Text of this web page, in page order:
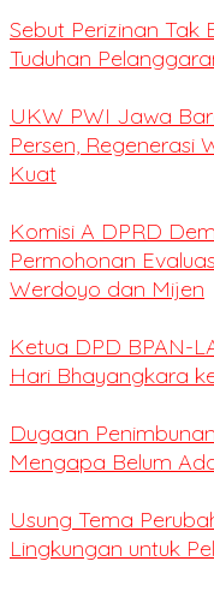
Sebut Perizinan Tak
Tuduhan
UKW PWI Jawa
Persen, Regenerasi
Kuat
Komisi A DPRD
Permohonan
Werdoyo dan Mijen
Ketua DPD BPAN-
Hari Bhayangkara
Dugaan
Mengapa Belum
Usung Tema
Lingkungan untuk